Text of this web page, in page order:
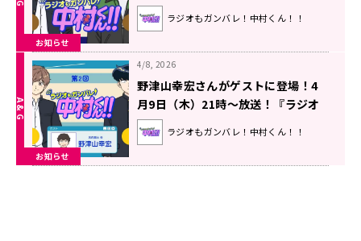
お知らせ
ガンバレ！中村くん！！』第3回
ラジオもガンバレ！中村くん！！
お知らせ
4/8, 2026
野津山幸宏さんがゲストに登場！4
月9日（木）21時～放送！『ラジオ
もガンバレ！中村くん！！』第2回
ラジオもガンバレ！中村くん！！